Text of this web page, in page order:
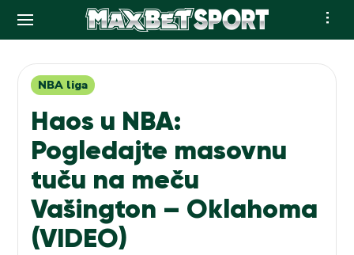
contentNBA liga
Haos u NBA:
Pogledajte masovnu
tuču na meču
Vašington – Oklahoma
(VIDEO)